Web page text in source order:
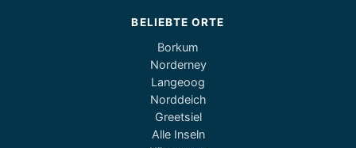
BELIEBTE ORTE
Borkum
Norderney
Langeoog
Norddeich
Greetsiel
Alle Inseln